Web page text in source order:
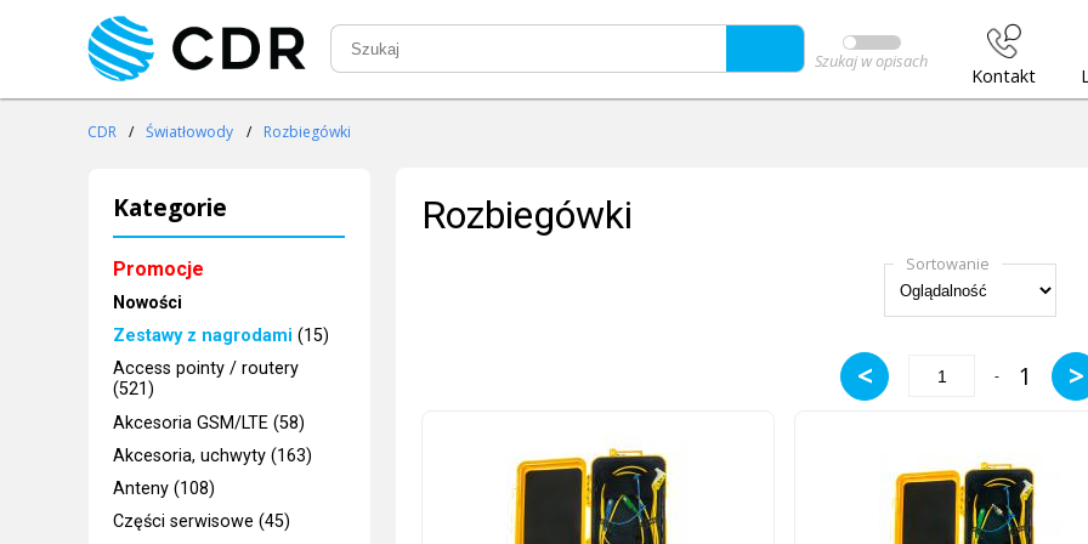
Szukaj w opisach
Kontakt
CDR / Światłowody / Rozbiegówki
Kategorie
Promocje
Nowości
Zestawy z nagrodami (15)
Access pointy / routery
(521)
Akcesoria GSM/LTE (58)
Akcesoria, uchwyty (163)
Anteny (108)
Części serwisowe (45)
Rozbiegówki
Sortowanie
< - 1 >